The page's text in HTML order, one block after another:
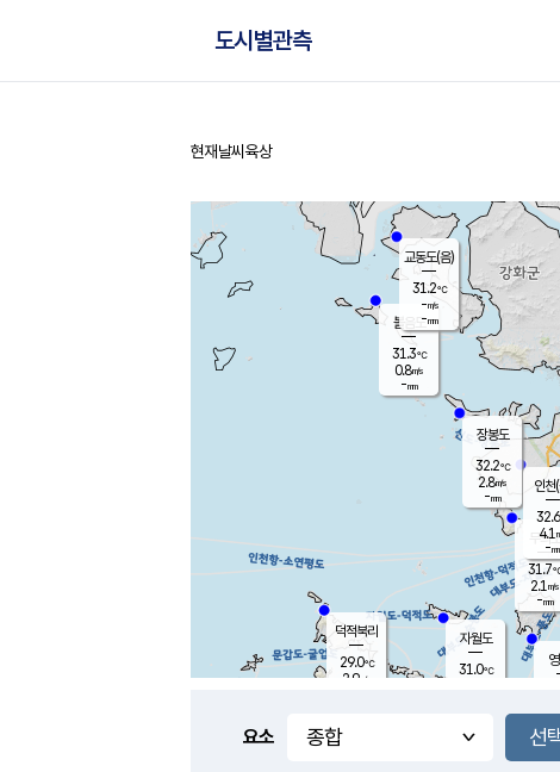
도시별관측
홈
현재날씨 육상
풍도
무의도
31.7
2.1 m/s
-mm
볼음도
31.3℃
0.8m/s
-mm
자월도
31.0℃
장봉도
32.2℃
2.8m/s
-mm
덕적북리
29.0℃
2.9m/s
인천
32.6
4.1
-mm
교동도(음)
31.2℃
-m/s
-mm
요소